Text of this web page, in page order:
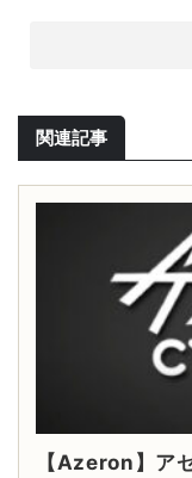
関連記事
【Azeron】ア